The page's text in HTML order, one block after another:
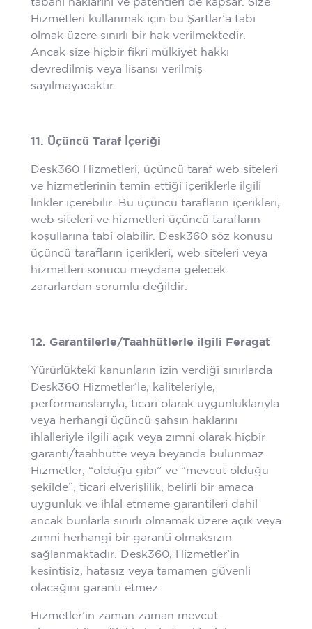
tabanı haklarını ve patentleri de kapsar. Size
Hizmetleri kullanmak için bu Şartlar’a tabi
olmak üzere sınırlı bir hak verilmektedir.
Ancak size hiçbir fikri mülkiyet hakkı
devredilmiş veya lisansı verilmiş
sayılmayacaktır.
11. Üçüncü Taraf İçeriği
Desk360 Hizmetleri, üçüncü taraf web siteleri
ve hizmetlerinin temin ettiği içeriklerle ilgili
linkler içerebilir. Bu üçüncü tarafların içerikleri,
web siteleri ve hizmetleri üçüncü tarafların
koşullarına tabi olabilir. Desk360 söz konusu
üçüncü tarafların içerikleri, web siteleri veya
hizmetleri sonucu meydana gelecek
zararlardan sorumlu değildir.
12. Garantilerle/Taahhütlerle ilgili Feragat
Yürürlükteki kanunların izin verdiği sınırlarda
Desk360 Hizmetler’le, kaliteleriyle,
performanslarıyla, ticari olarak uygunluklarıyla
veya herhangi üçüncü şahsın haklarını
ihlalleriyle ilgili açık veya zımni olarak hiçbir
garanti/taahhütte veya beyanda bulunmaz.
Hizmetler, “olduğu gibi” ve “mevcut olduğu
şekilde”, ticari elverişlilik, belirli bir amaca
uygunluk ve ihlal etmeme garantileri dahil
ancak bunlarla sınırlı olmamak üzere açık veya
zımni herhangi bir garanti olmaksızın
sağlanmaktadır. Desk360, Hizmetler’in
kesintisiz, hatasız veya tamamen güvenli
olacağını garanti etmez.
Hizmetler’in zaman zaman mevcut